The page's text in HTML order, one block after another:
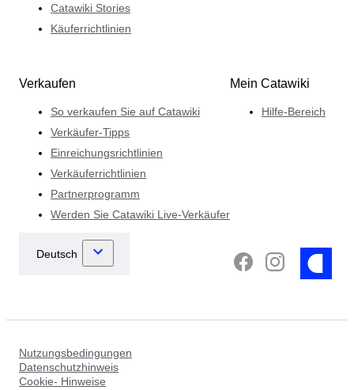
Catawiki Stories
Käuferrichtlinien
Verkaufen
So verkaufen Sie auf Catawiki
Verkäufer-Tipps
Einreichungsrichtlinien
Verkäuferrichtlinien
Partnerprogramm
Werden Sie Catawiki Live-Verkäufer
Mein Catawiki
Hilfe-Bereich
Nutzungsbedingungen
Datenschutzhinweis
Cookie- Hinweise